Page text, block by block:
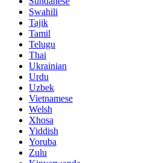
Swahili
Tajik
Tamil
Telugu
Thai
Ukrainian
Urdu
Uzbek
Vietnamese
Welsh
Xhosa
Yiddish
Yoruba
Zulu